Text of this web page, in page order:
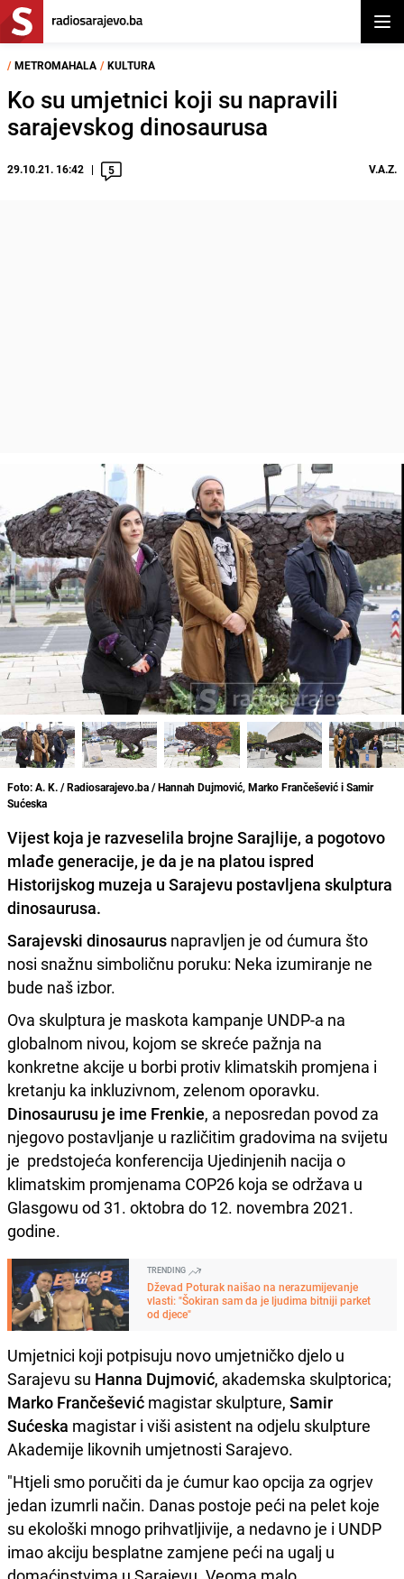
/ METROMAHALA / KULTURA
Ko su umjetnici koji su napravili
sarajevskog dinosaurusa
29.10.21. 16:42 5 V.A.Z.
Foto: A. K. / Radiosarajevo.ba / Hannah Dujmović, Marko Frančešević i Samir
Sućeska
Vijest koja je razveselila brojne Sarajlije, a pogotovo
mlađe generacije, je da je na platou ispred
Historijskog muzeja u Sarajevu postavljena skulptura
dinosaurusa.
Sarajevski dinosaurus napravljen je od ćumura što
nosi snažnu simboličnu poruku: Neka izumiranje ne
bude naš izbor.
Ova skulptura je maskota kampanje UNDP-a na
globalnom nivou, kojom se skreće pažnja na
konkretne akcije u borbi protiv klimatskih promjena i
kretanju ka inkluzivnom, zelenom oporavku.
Dinosaurusu je ime Frenkie, a neposredan povod za
njegovo postavljanje u različitim gradovima na svijetu
je predstojeća konferencija Ujedinjenih nacija o
klimatskim promjenama COP26 koja se održava u
Glasgowu od 31. oktobra do 12. novembra 2021.
godine.
TRENDING
Dževad Poturak naišao na nerazumijevanje
vlasti: "Šokiran sam da je ljudima bitniji parket
od djece"
Umjetnici koji potpisuju novo umjetničko djelo u
Sarajevu su Hanna Dujmović, akademska skulptorica;
Marko Frančešević magistar skulpture, Samir
Sućeska magistar i viši asistent na odjelu skulpture
Akademije likovnih umjetnosti Sarajevo.
"Htjeli smo poručiti da je ćumur kao opcija za ogrjev
jedan izumrli način. Danas postoje peći na pelet koje
su ekološki mnogo prihvatljivije, a nedavno je i UNDP
imao akciju besplatne zamjene peći na ugalj u